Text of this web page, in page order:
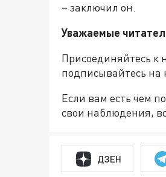
– заключил он.
Уважаемые
Присоединяйтесь к
подписывайтесь на
Если вам есть чем
свои наблюдения,
ДЗЕН